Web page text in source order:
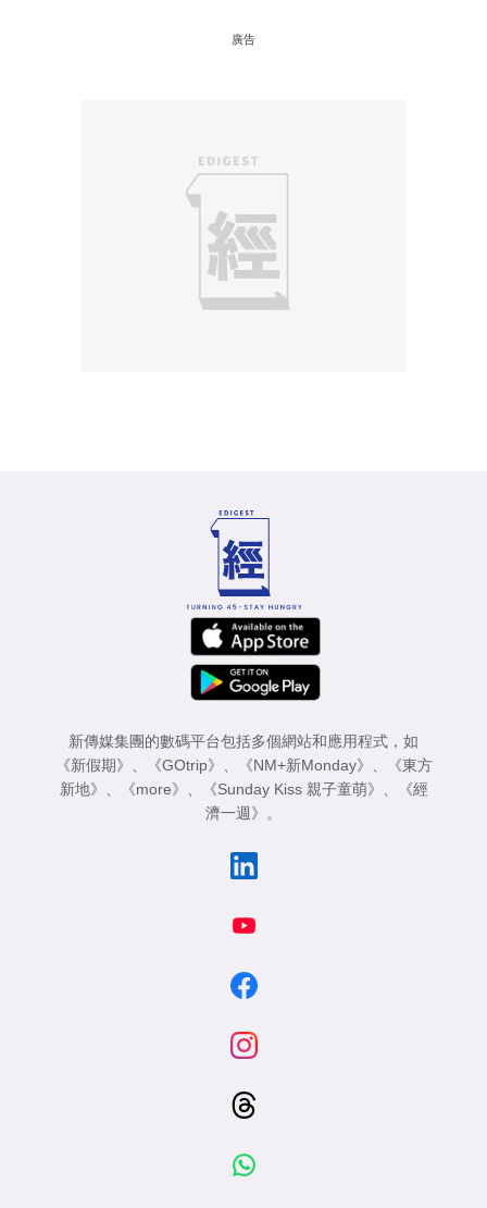
廣告
新傳媒集團的數碼平台包括多個網站和應用程式，如
《新假期》 、 《GOtrip》 、 《NM+新Monday》 、
《東方
新地》 、 《more》 、 《Sunday Kiss 親子童萌》 、
《經
濟一週》 。